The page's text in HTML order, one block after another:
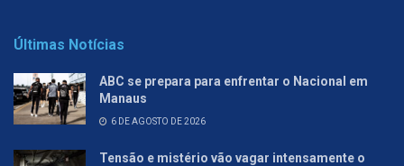
Últimas Notícias
ABC se prepara para enfrentar o Nacional em
Manaus
6 DE AGOSTO DE 2026
Tensão e mistério vão vagar intensamente o